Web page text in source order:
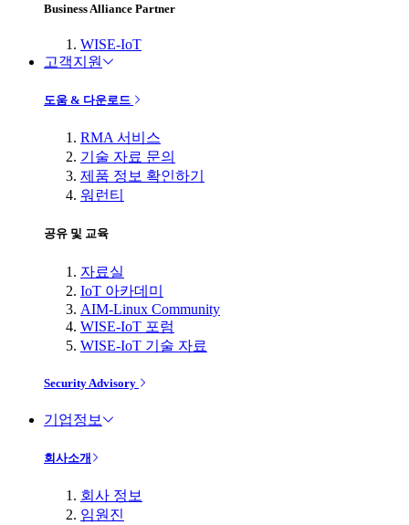
Business Alliance Partner
WISE-IoT
고객지원
도움 & 다운로드
RMA 서비스
기술 자료 문의
제품 정보 확인하기
워런티
공유 및 교육
자료실
IoT 아카데미
AIM-Linux Community
WISE-IoT 포럼
WISE-IoT 기술 자료
Security Advisory
기업정보
회사소개
회사 정보
임원진